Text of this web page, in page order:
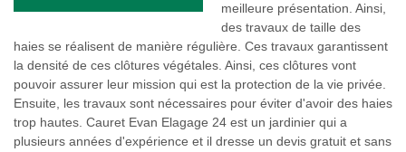
meilleure présentation. Ainsi,
des travaux de taille des
haies se réalisent de manière régulière. Ces travaux garantissent
la densité de ces clôtures végétales. Ainsi, ces clôtures vont
pouvoir assurer leur mission qui est la protection de la vie privée.
Ensuite, les travaux sont nécessaires pour éviter d'avoir des haies
trop hautes. Cauret Evan Elagage 24 est un jardinier qui a
plusieurs années d'expérience et il dresse un devis gratuit et sans